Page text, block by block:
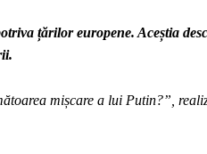
țărilor europene. Aceștia
mișcare a lui Putin?”,